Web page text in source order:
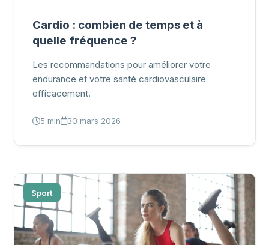
Cardio : combien de temps et à
quelle fréquence ?
Les recommandations pour améliorer votre
endurance et votre santé cardiovasculaire
efficacement.
5 min 30 mars 2026
Sport